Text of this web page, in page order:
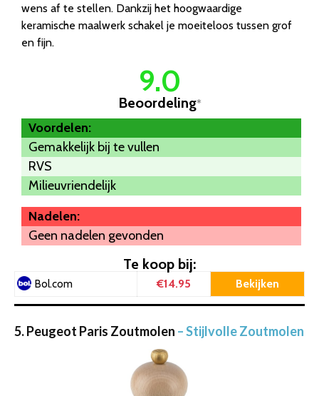
wens af te stellen. Dankzij het hoogwaardige
keramische maalwerk schakel je moeiteloos tussen grof
en fijn.
9.0
Beoordeling*
Voordelen:
Gemakkelijk bij te vullen
RVS
Milieuvriendelijk
Nadelen:
Geen nadelen gevonden
Te koop bij:
Bol.com €14.95 Bekijken
5. Peugeot Paris Zoutmolen – Stijlvolle Zoutmolen